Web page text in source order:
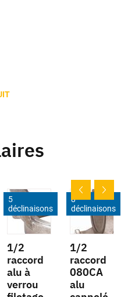
5
déclinaisons
1/2
raccord
alu à
verrou
8
déclinaisons
1/2
raccord
080CA
alu